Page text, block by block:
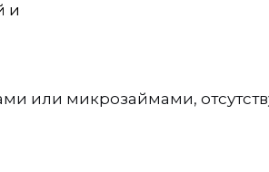
и
или микрозаймами,